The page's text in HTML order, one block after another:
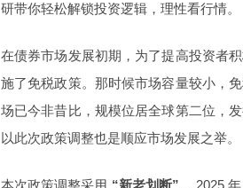
研带你轻松解锁投资逻辑，理性看行情。
在债券市场发展初期，为了提高投资者
施了免税政策。那时候市场容量较小，
场已今非昔比，规模位居全球第二位，
以此次政策调整也是顺应市场发展之举。
本次政策调整采用 “新老划断” 。2025